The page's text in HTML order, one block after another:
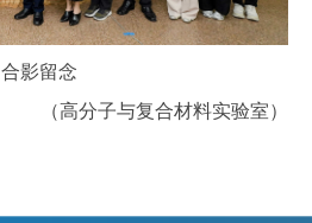
合影留念
（高分子与复合材料实验室）